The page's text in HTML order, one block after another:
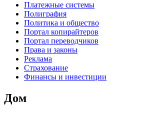
Платежные системы
Полиграфия
Политика и общество
Портал копирайтеров
Портал переводчиков
Права и законы
Реклама
Страхование
Финансы и инвестиции
Дом